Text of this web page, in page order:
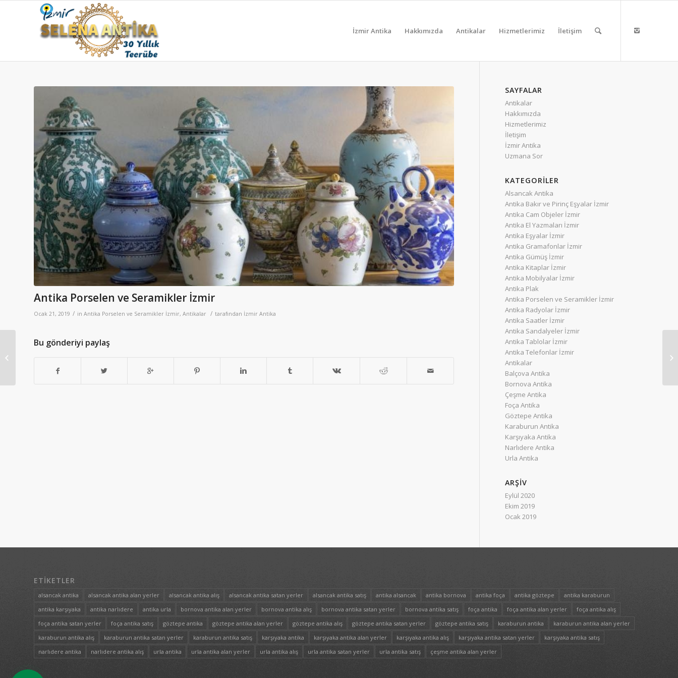
İzmir Antika Hakkımızda Antikalar Hizmetlerimiz İletişim
Antika Porselen ve Seramikler İzmir
Ocak 21, 2019 / in Antika Porselen ve Seramikler İzmir, Antikalar / tarafından İzmir Antika
Bu gönderiyi paylaş
SAYFALAR
Antikalar
Hakkımızda
Hizmetlerimiz
İletişim
İzmir Antika
Uzmana Sor
KATEGORILER
Alsancak Antika
Antika Bakır ve Pirinç Eşyalar İzmir
Antika Cam Objeler İzmir
Antika El Yazmaları İzmir
Antika Eşyalar İzmir
Antika Gramafonlar İzmir
Antika Gümüş İzmir
Antika Kitaplar İzmir
Antika Mobilyalar İzmir
Antika Plak
Antika Porselen ve Seramikler İzmir
Antika Radyolar İzmir
Antika Saatler İzmir
Antika Sandalyeler İzmir
Antika Tablolar İzmir
Antika Telefonlar İzmir
Antikalar
Balçova Antika
Bornova Antika
Çeşme Antika
Foça Antika
Göztepe Antika
Karaburun Antika
Karşıyaka Antika
Narlıdere Antika
Urla Antika
ARŞIV
Eylül 2020
Ekim 2019
Ocak 2019
ETIKETLER
alsancak antika alsancak antika alan yerler alsancak antika alış alsancak antika satan yerler alsancak antika satış antika alsancak antika bornova antika foça antika göztepe
antika karaburun
antika karşıyaka
antika narlıdere antika urla bornova antika alan yerler bornova antika alış bornova antika satan yerler bornova antika satış foça antika foça antika alan yerler
foça antika alış
foça antika satan yerler
foça antika satış göztepe antika göztepe antika alan yerler göztepe antika alış göztepe antika satan yerler göztepe antika satış karaburun antika
karaburun antika alan yerler
karaburun antika alış
karaburun antika satan yerler karaburun antika satış karşıyaka antika karşıyaka antika alan yerler karşıyaka antika alış karşıyaka antika satan yerler
karşıyaka antika satış
narlıdere antika
narlıdere antika alış urla antika urla antika alan yerler urla antika alış urla antika satan yerler urla antika satış çeşme antika alan yerler